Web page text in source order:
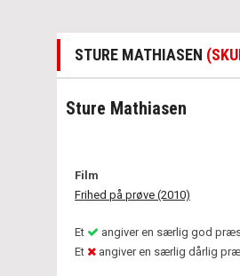
STURE MATHIASEN
Sture Mathiasen
Film
Frihed på prøve (2010)
Et
angiver en særlig god
Et
angiver en særlig dårlig